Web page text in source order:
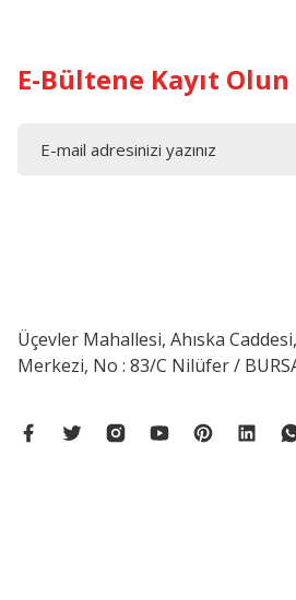
E-Bültene Kayıt Olun
Üçevler Mahallesi, Ahıska
Merkezi, No : 83/C Nilüfer /